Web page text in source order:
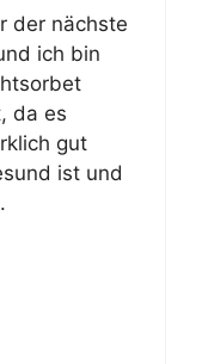
der nächste
ich bin
da es
gut
ist und